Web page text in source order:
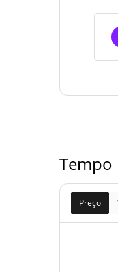
Bert
Tempo
Preço